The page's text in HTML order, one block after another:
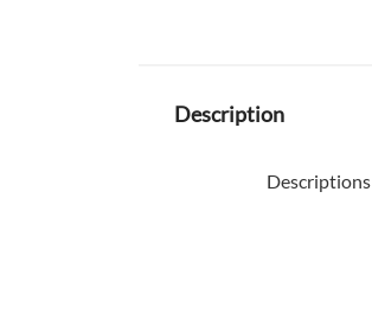
Description
Descriptions